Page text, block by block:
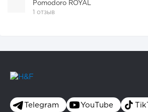
Pomodoro ROYAL
1 отзыв
Telegram YouTube